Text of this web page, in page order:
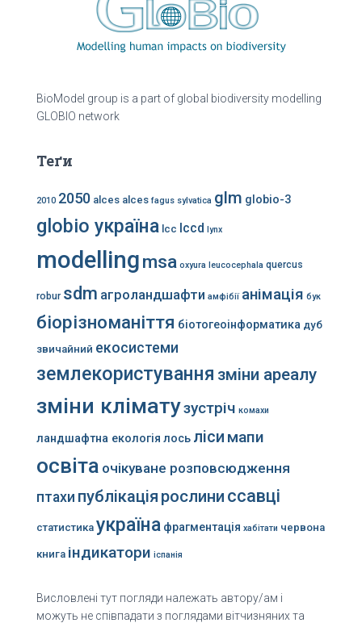
BioModel group is a part of global biodiversity modelling
GLOBIO network
Теґи
2010 2050 alces alces fagus sylvatica glm globio-3
globio україна lcc lccd lynx
modellingmsa oxyura leucocephala quercus
robur sdm агроландшафти амфібії анімація бук
біорізноманіття біотогеоінформатика дуб
звичайний екосистеми
землекористування зміни ареалу
зміни кліматузустріч комахи
ландшафтна екологія лось ліси мапи
освіта очікуване розповсюдження
птахи публікація рослини ссавці
статистика україна фрагментація хабітати червона
книга індикатори іспанія
Висловлені тут погляди належать автору/ам і
можуть не співпадати з поглядами вітчизняних та